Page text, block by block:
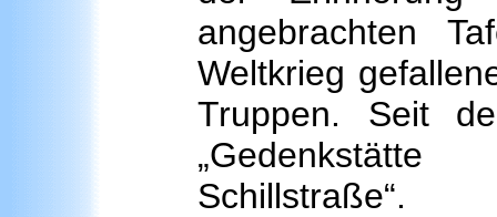
angebrachten
Weltkrieg
Truppen. Seit